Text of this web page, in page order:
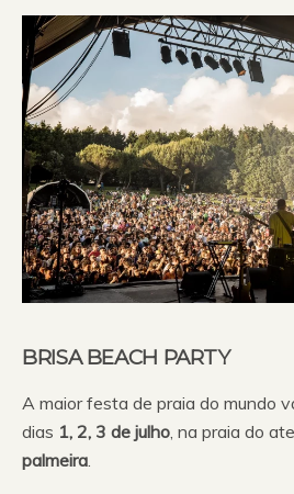
BRISA BEACH PARTY
A maior festa de praia do mundo
dias 1, 2, 3 de julho, na praia do
palmeira.